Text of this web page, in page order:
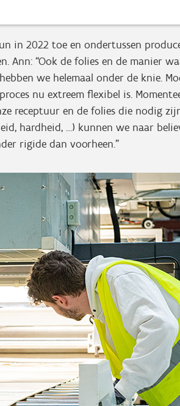
in 2022 toe en ondertussen
Ann: “Ook de folies en de manier
we helemaal onder de knie.
nu extreem flexibel is.
receptuur en de folies die nodig
hardheid, …) kunnen we naar
rigide dan voorheen.”